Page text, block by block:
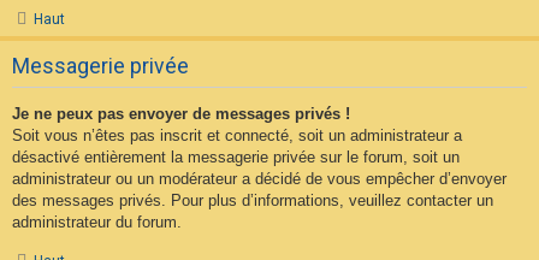
Haut
Messagerie privée
Je ne peux pas envoyer de messages privés !
Soit vous n’êtes pas inscrit et connecté, soit un administrateur a
désactivé entièrement la messagerie privée sur le forum, soit un
administrateur ou un modérateur a décidé de vous empêcher d’envoyer
des messages privés. Pour plus d’informations, veuillez contacter un
administrateur du forum.